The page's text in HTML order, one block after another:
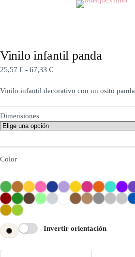
Vinilo infantil panda
25,57 € - 67,33 €
Vinilo infantil decorativo con un osito panda
Dimensiones
Color
Invertir orientación